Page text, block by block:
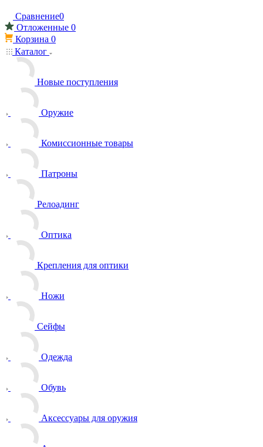
Сравнение0
Отложенные 0
Корзина 0
Каталог
Новые поступления
Оружие
Комиссионные товары
Патроны
Релоадинг
Оптика
Крепления для оптики
Ножи
Сейфы
Одежда
Обувь
Аксессуары для оружия